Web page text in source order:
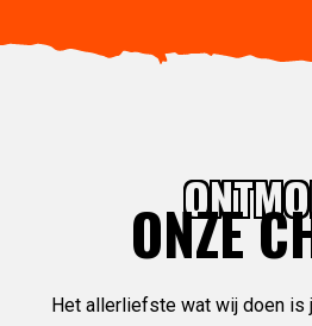
ONZE
Het allerliefste wat wij doen is